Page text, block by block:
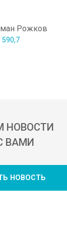
Рожков
590,7
НОВОСТИ
ВАМИ
НОВОСТЬ